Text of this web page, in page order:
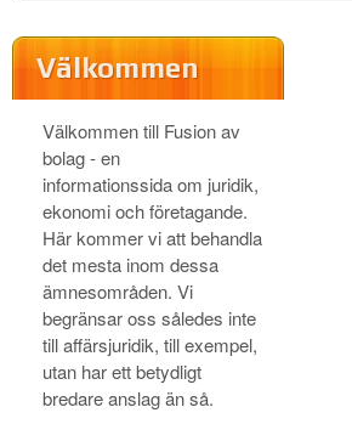
Välkommen
Välkommen till Fusion av
bolag - en
informationssida om juridik,
ekonomi och företagande.
Här kommer vi att behandla
det mesta inom dessa
ämnesområden. Vi
begränsar oss således inte
till affärsjuridik, till exempel,
utan har ett betydligt
bredare anslag än så.